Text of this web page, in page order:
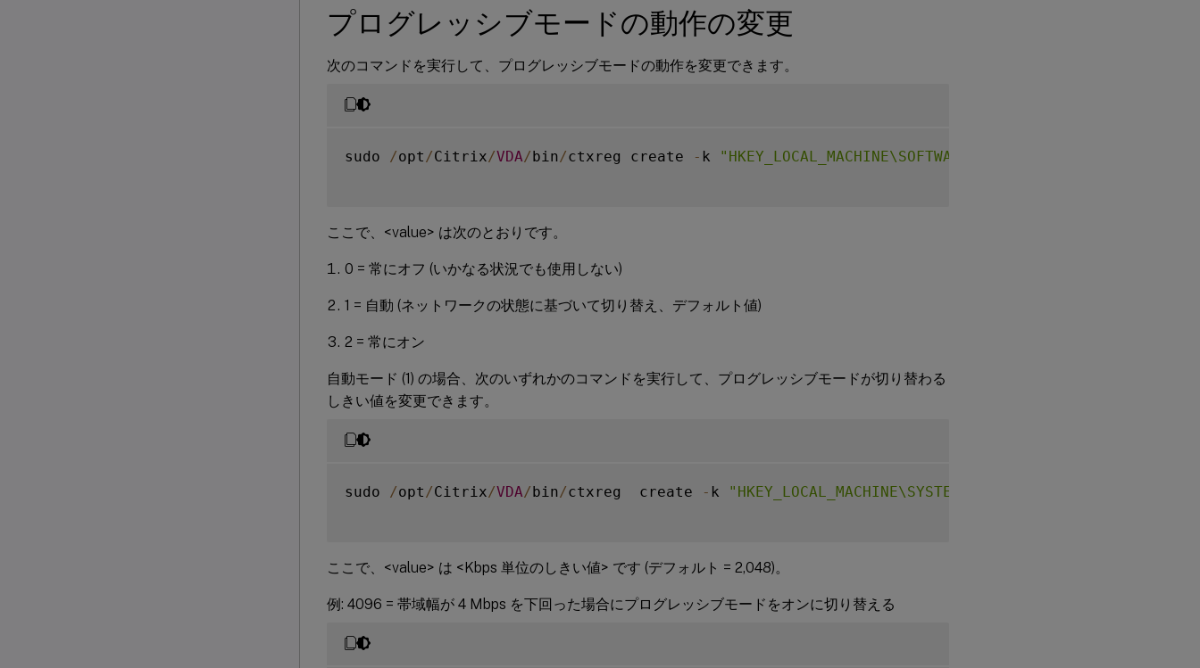
プログレッシブモードの動作の変更
次のコマンドを実行して、プログレッシブモードの動作を変更できます。
sudo /opt /Citrix/VDA/bin/ctxreg create - k
ここで、<value> は次のとおりです。
0 = 常にオフ (いかなる状況でも使用しない)
1 = 自動 (ネットワークの状態に基づいて切り替え、デフォルト値)
2 = 常にオン
自動モード (1) の場合、次のいずれかのコマンドを実行して、プログレッシブモードが切り替わる
しきい値を変更できます。
sudo /opt /Citrix/VDA/bin/ctxreg  create - k
ここで、<value> は <Kbps 単位のしきい値> です (デフォルト = 2,048)。
例: 4096 = 帯域幅が 4 Mbps を下回った場合にプログレッシブモードをオンに切り替える